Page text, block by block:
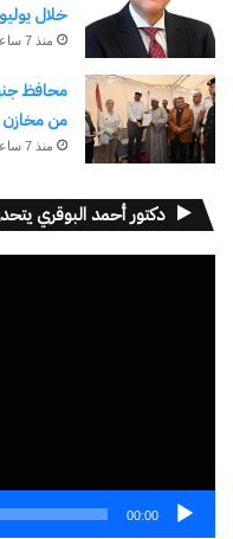
خلال
منذ 7 ساعات
محافظ
من مخازن
منذ 7 ساعات
دكتور أحمد البوقري
00:00